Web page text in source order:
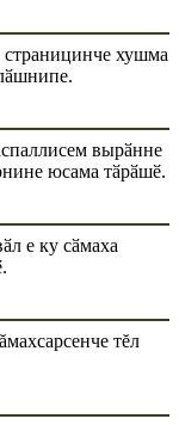
страницинче хушма
вырӑнне
юсама тӑрӑшӗ.
е ку сӑмаха
тĕл